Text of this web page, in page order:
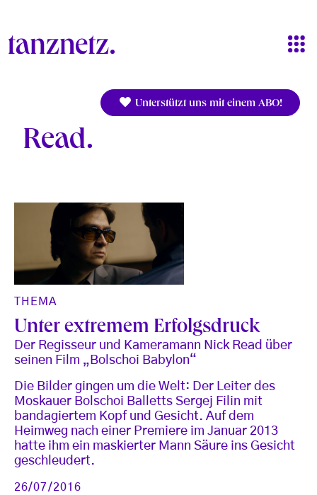
Unterstützt uns mit einem ABO!
Read
THEMA
Unter extremem Erfolgsdruck
Der Regisseur und Kameramann Nick Read über
seinen Film „Bolschoi Babylon“
Die Bilder gingen um die Welt: Der Leiter des
Moskauer Bolschoi Balletts Sergej Filin mit
bandagiertem Kopf und Gesicht. Auf dem
Heimweg nach einer Premiere im Januar 2013
hatte ihm ein maskierter Mann Säure ins Gesicht
geschleudert.
26/07/2016